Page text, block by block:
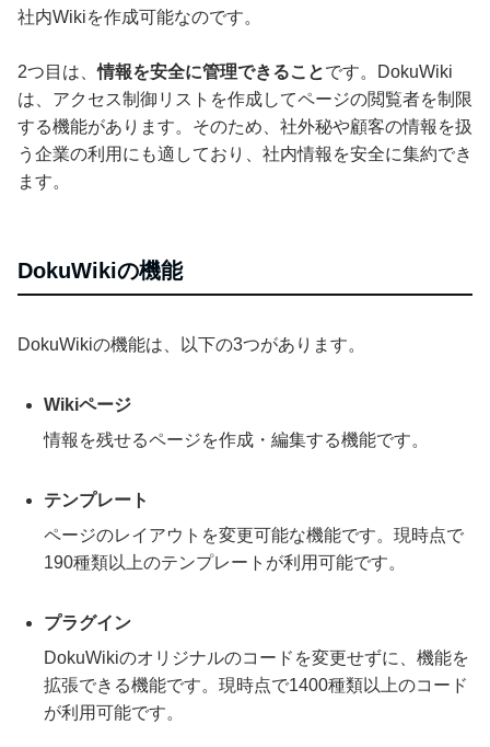
社内Wikiを作成可能なのです。
2つ目は、情報を安全に管理できることです。DokuWiki
は、アクセス制御リストを作成してページの閲覧者を制限
する機能があります。そのため、社外秘や顧客の情報を扱
う企業の利用にも適しており、社内情報を安全に集約でき
ます。
DokuWikiの機能
DokuWikiの機能は、以下の3つがあります。
Wikiページ
情報を残せるページを作成・編集する機能です。
テンプレート
ページのレイアウトを変更可能な機能です。現時点で
190種類以上のテンプレートが利用可能です。
プラグイン
DokuWikiのオリジナルのコードを変更せずに、機能を
拡張できる機能です。現時点で1400種類以上のコード
が利用可能です。